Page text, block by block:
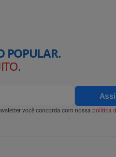
POPULAR.
.
você concorda com nossa política